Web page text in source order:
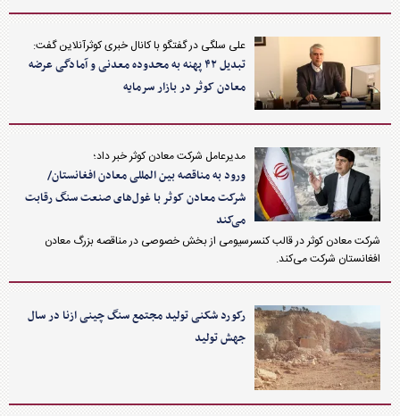
علی سلگی در گفتگو با کانال خبری کوثرآنلاین گفت:
تبدیل ۴۲ پهنه به محدوده معدنی و آمادگی عرضه
معادن کوثر در بازار سرمایه
مدیرعامل شرکت معادن کوثر خبر داد؛
ورود به مناقصه بین المللی معادن افغانستان/
شرکت معادن کوثر با غول‌های صنعت سنگ رقابت
می‌کند
شرکت معادن کوثر در قالب کنسرسیومی از بخش خصوصی در مناقصه بزرگ معادن
افغانستان شرکت می‌کند.
رکورد شکنی تولید مجتمع سنگ چینی ازنا در سال
جهش تولید